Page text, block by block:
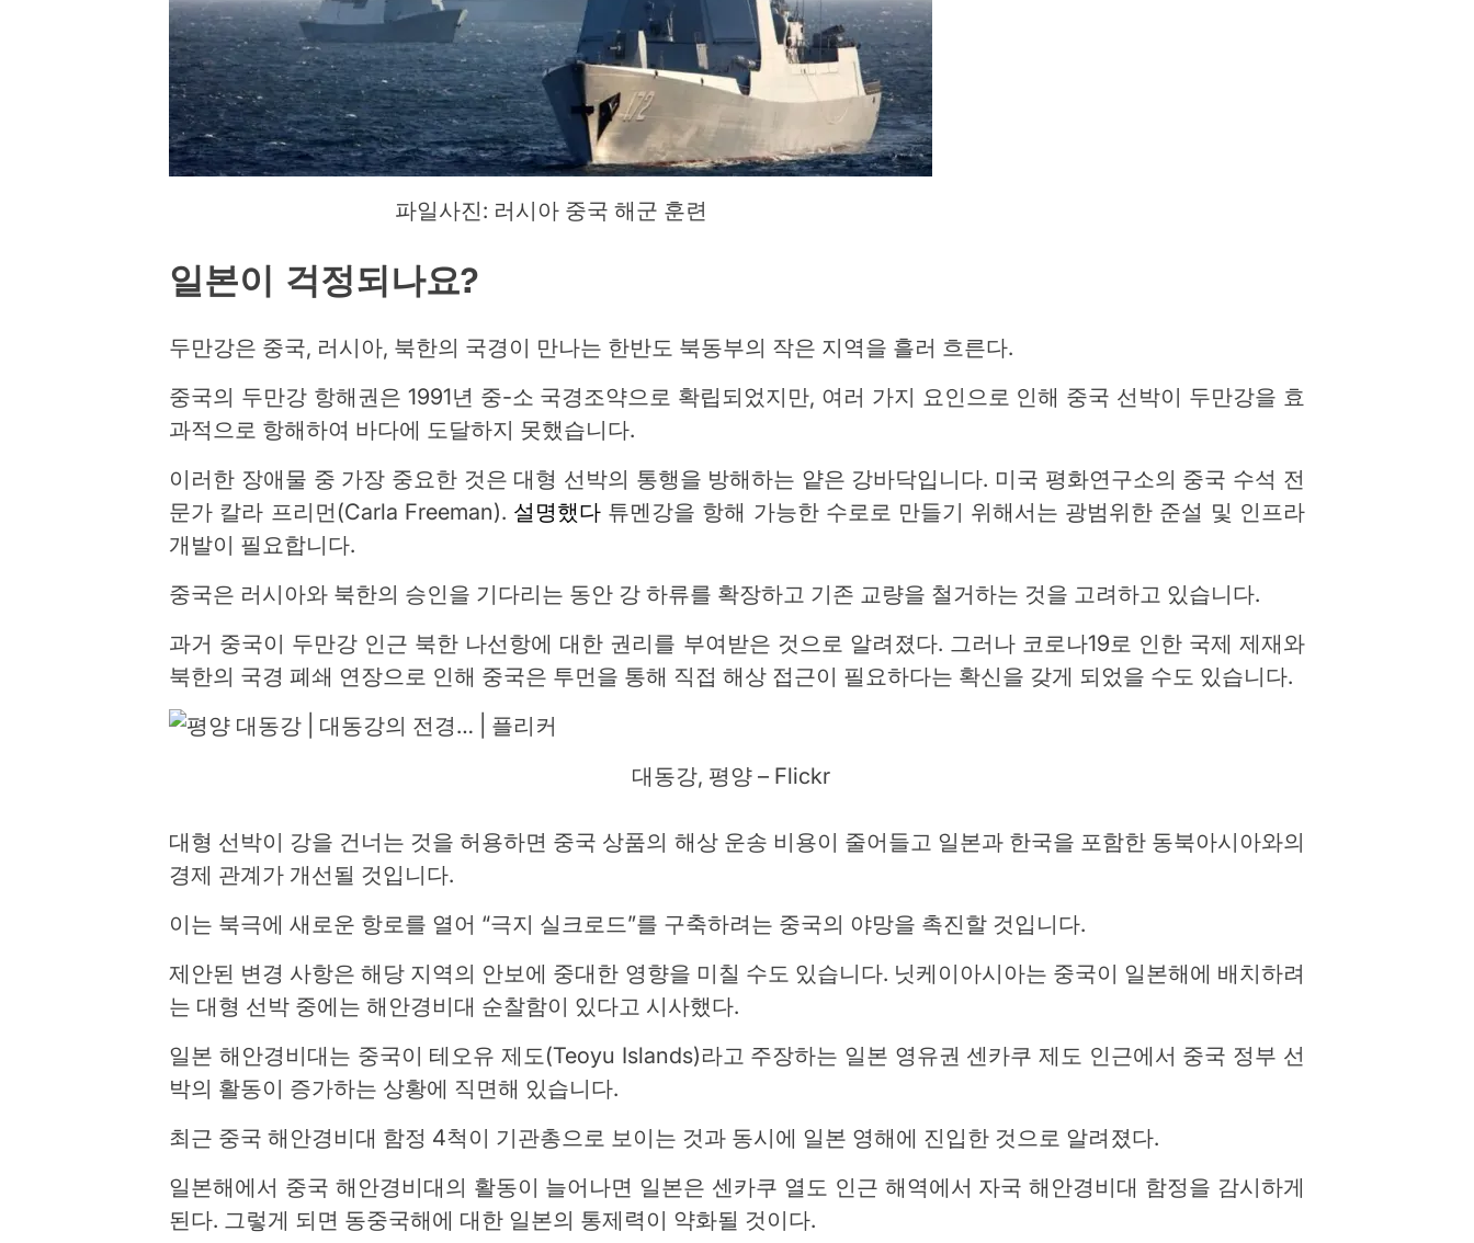
파일사진: 러시아 중국 해군 훈련
일본이 걱정되나요?
두만강은 중국, 러시아, 북한의 국경이 만나는 한반도 북동부의 작은 지역을 흘러 흐른다.
중국의 두만강 항해권은 1991년 중-소 국경조약으로 확립되었지만, 여러 가지 요인으로 인해 중국 선박이 두만강을 효
과적으로 항해하여 바다에 도달하지 못했습니다.
이러한 장애물 중 가장 중요한 것은 대형 선박의 통행을 방해하는 얕은 강바닥입니다. 미국 평화연구소의 중국 수석 전
문가 칼라 프리먼(Carla Freeman). 설명했다 튜멘강을 항해 가능한 수로로 만들기 위해서는 광범위한 준설 및 인프라
개발이 필요합니다.
중국은 러시아와 북한의 승인을 기다리는 동안 강 하류를 확장하고 기존 교량을 철거하는 것을 고려하고 있습니다.
과거 중국이 두만강 인근 북한 나선항에 대한 권리를 부여받은 것으로 알려졌다. 그러나 코로나19로 인한 국제 제재와
북한의 국경 폐쇄 연장으로 인해 중국은 투먼을 통해 직접 해상 접근이 필요하다는 확신을 갖게 되었을 수도 있습니다.
대동강, 평양 – Flickr
대형 선박이 강을 건너는 것을 허용하면 중국 상품의 해상 운송 비용이 줄어들고 일본과 한국을 포함한 동북아시아와의
경제 관계가 개선될 것입니다.
이는 북극에 새로운 항로를 열어 “극지 실크로드”를 구축하려는 중국의 야망을 촉진할 것입니다.
제안된 변경 사항은 해당 지역의 안보에 중대한 영향을 미칠 수도 있습니다. 닛케이아시아는 중국이 일본해에 배치하려
는 대형 선박 중에는 해안경비대 순찰함이 있다고 시사했다.
일본 해안경비대는 중국이 테오유 제도(Teoyu Islands)라고 주장하는 일본 영유권 센카쿠 제도 인근에서 중국 정부 선
박의 활동이 증가하는 상황에 직면해 있습니다.
최근 중국 해안경비대 함정 4척이 기관총으로 보이는 것과 동시에 일본 영해에 진입한 것으로 알려졌다.
일본해에서 중국 해안경비대의 활동이 늘어나면 일본은 센카쿠 열도 인근 해역에서 자국 해안경비대 함정을 감시하게
된다. 그렇게 되면 동중국해에 대한 일본의 통제력이 약화될 것이다.